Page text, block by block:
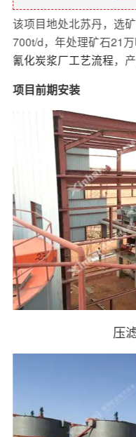
该项目地处北苏丹，选
700t/d，年处理矿石21
氰化炭浆厂工艺流程，
项目前期安装
压